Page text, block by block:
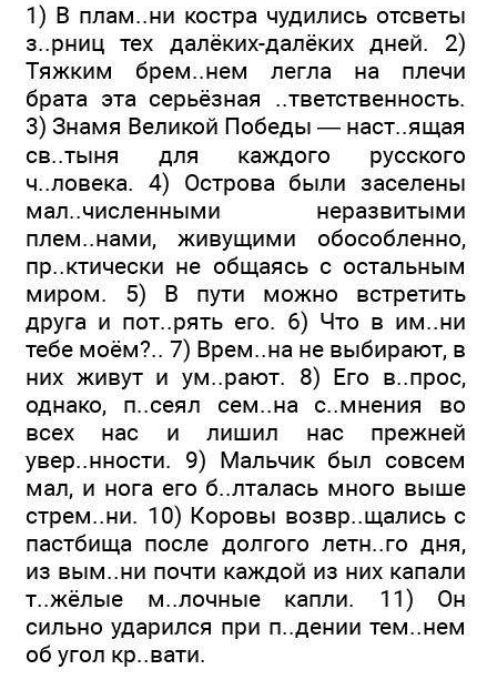
1) В плам..ни костра чудились отсветы
з..рниц тех далёких-далёких дней. 2)
Тяжким брем..нем легла на плечи
брата эта серьёзная ..тветственность.
3) Знамя Великой Победы — наст..ящая
св..тыня для каждого русского
ч..ловека. 4) Острова были заселены
мал..численными неразвитыми
плем..нами, живущими обособленно,
пр..ктически не общаясь с остальным
миром. 5) В пути можно встретить
друга и пот..рять его. 6) Что в им..ни
тебе моём?.. 7) Врем..на не выбирают, в
них живут и ум..рают. 8) Его в..прос,
однако, п..сеял сем..на с..мнения во
всех нас и лишил нас прежней
увер..нности. 9) Мальчик был совсем
мал, и нога его б..лталась много выше
стрем..ни. 10) Коровы возвр..щались с
пастбища после долгого летн..го дня,
из вым..ни почти каждой из них капали
т..жёлые м..лочные капли. 11) Он
сильно ударился при п..дении тем..нем
об угол кр..вати.